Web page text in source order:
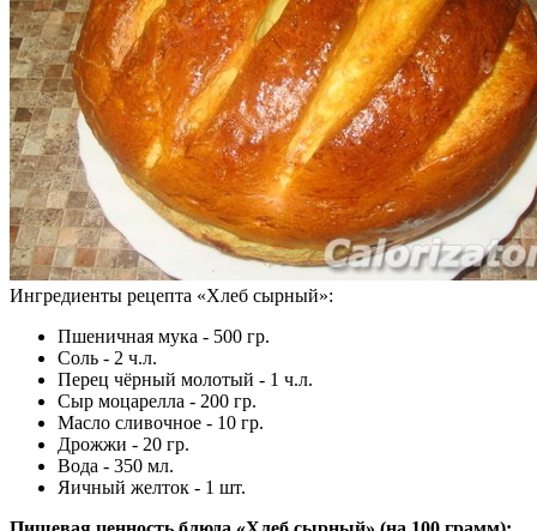
Ингредиенты рецепта «Хлеб сырный»:
Пшеничная мука - 500 гр.
Соль - 2 ч.л.
Перец чёрный молотый - 1 ч.л.
Сыр моцарелла - 200 гр.
Масло сливочное - 10 гр.
Дрожжи - 20 гр.
Вода - 350 мл.
Яичный желток - 1 шт.